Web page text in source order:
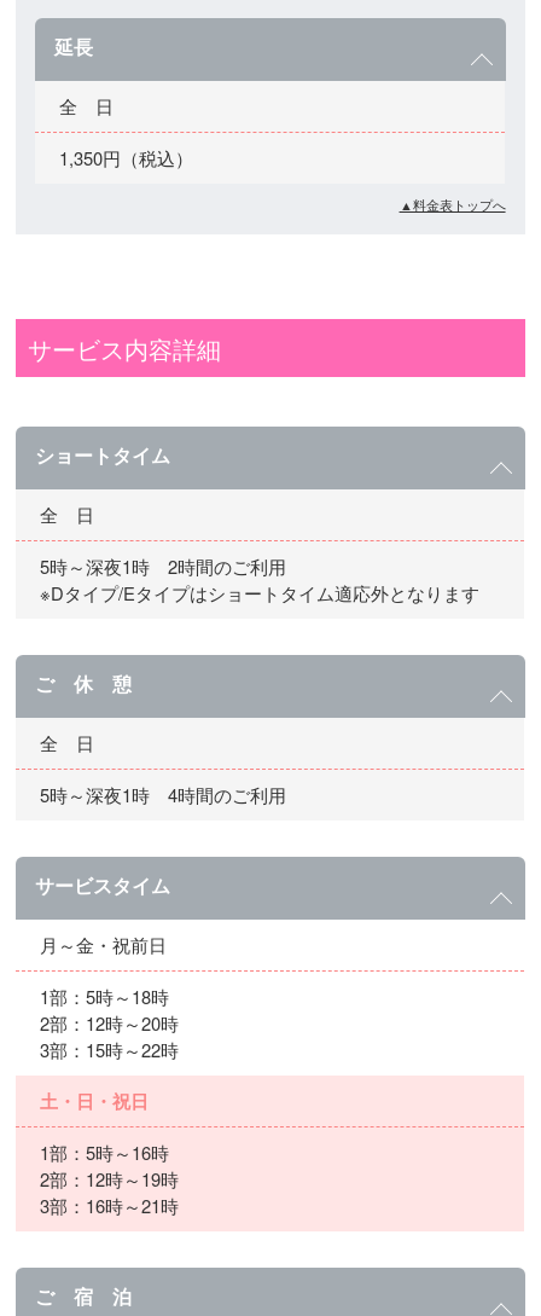
延長
全 日
1,350円（税込）
▲料金表トップへ
サービス内容詳細
ショートタイム
全 日
5時～深夜1時 2時間のご利用
※Dタイプ/Eタイプはショートタイム適応外となります
ご 休 憩
全 日
5時～深夜1時 4時間のご利用
サービスタイム
月～金・祝前日
1部：5時～18時
2部：12時～20時
3部：15時～22時
土・日・祝日
1部：5時～16時
2部：12時～19時
3部：16時～21時
ご 宿 泊